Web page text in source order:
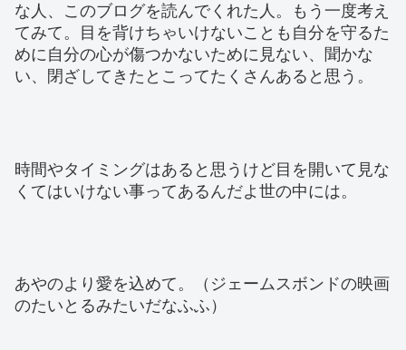
な人、このブログを読んでくれた人。もう一度考え
てみて。目を背けちゃいけないことも自分を守るた
めに自分の心が傷つかないために見ない、聞かな
い、閉ざしてきたとこってたくさんあると思う。
時間やタイミングはあると思うけど目を開いて見な
くてはいけない事ってあるんだよ世の中には。
あやのより愛を込めて。（ジェームスボンドの映画
のたいとるみたいだなふふ）